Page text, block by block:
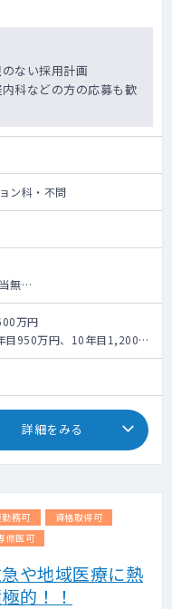
が関連の健生クリニックで
すが比較的少ないです。
ない採用計画
科などの方の応募も歓
ン科・不問
無
万円
目950万円、10年目1,200万
万、20年目1,600万円
詳細をみる
務可
資格取得可
修医可
地域医療に熱
的！！